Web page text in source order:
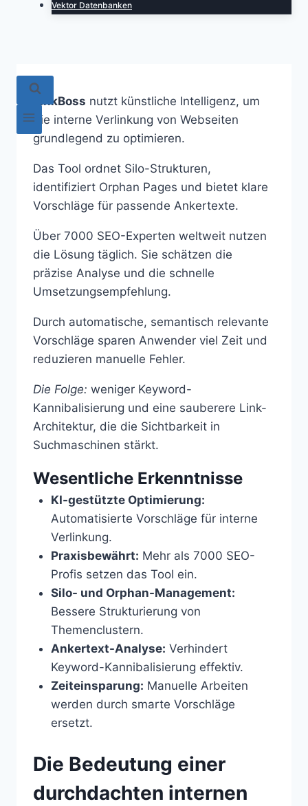
Vektor Datenbanken
LinkBoss nutzt künstliche Intelligenz, um
die interne Verlinkung von Webseiten
grundlegend zu optimieren.
Das Tool ordnet Silo-Strukturen,
identifiziert Orphan Pages und bietet klare
Vorschläge für passende Ankertexte.
Über 7000 SEO-Experten weltweit nutzen
die Lösung täglich. Sie schätzen die
präzise Analyse und die schnelle
Umsetzungsempfehlung.
Durch automatische, semantisch relevante
Vorschläge sparen Anwender viel Zeit und
reduzieren manuelle Fehler.
Die Folge: weniger Keyword-
Kannibalisierung und eine sauberere Link-
Architektur, die die Sichtbarkeit in
Suchmaschinen stärkt.
Wesentliche Erkenntnisse
KI-gestützte Optimierung:
Automatisierte Vorschläge für interne
Verlinkung.
Praxisbewährt: Mehr als 7000 SEO-
Profis setzen das Tool ein.
Silo- und Orphan-Management:
Bessere Strukturierung von
Themenclustern.
Ankertext-Analyse: Verhindert
Keyword-Kannibalisierung effektiv.
Zeiteinsparung: Manuelle Arbeiten
werden durch smarte Vorschläge
ersetzt.
Die Bedeutung einer
durchdachten internen